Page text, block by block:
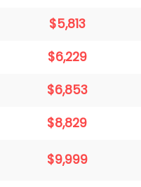
$5,813
$6,229
$6,853
$8,829
$9,999